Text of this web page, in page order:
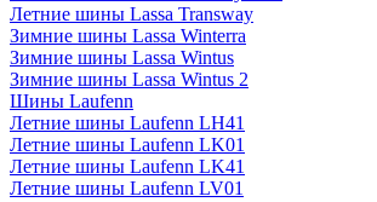
Летние шины Lassa Transway
Зимние шины Lassa Winterra
Зимние шины Lassa Wintus
Зимние шины Lassa Wintus 2
Шины Laufenn
Летние шины Laufenn LH41
Летние шины Laufenn LK01
Летние шины Laufenn LK41
Летние шины Laufenn LV01